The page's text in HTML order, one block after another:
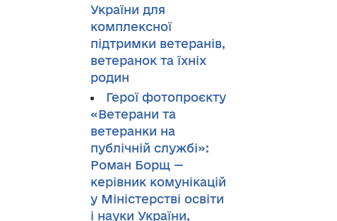
України для
комплексної
підтримки ветеранів,
ветеранок та їхніх
родин
Герої фотопроєкту
«Ветерани та
ветеранки на
публічній службі»:
Роман Борщ —
керівник комунікацій
у Міністерстві освіти
і науки України,